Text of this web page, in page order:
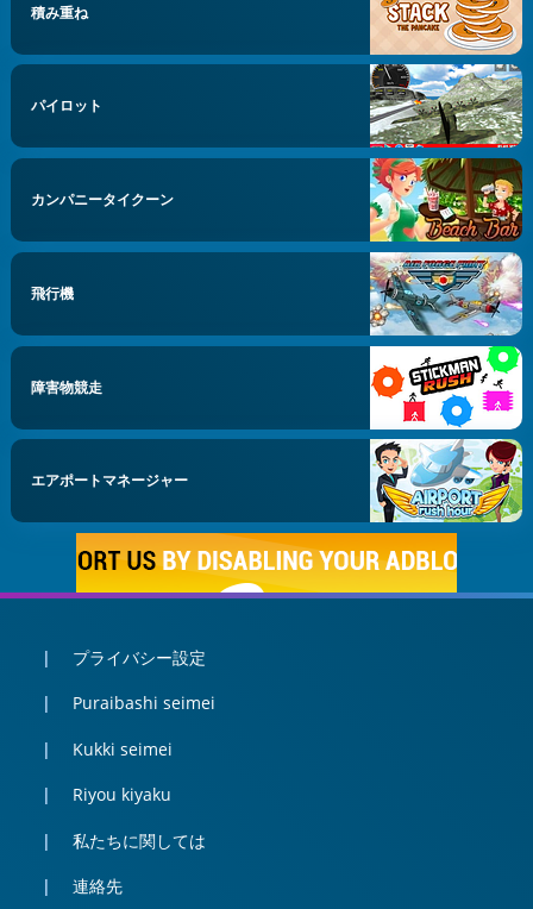
積み重ね
パイロット
カンパニータイクーン
飛行機
障害物競走
エアポートマネージャー
プライバシー設定
Puraibashi seimei
Kukki seimei
Riyou kiyaku
私たちに関しては
連絡先